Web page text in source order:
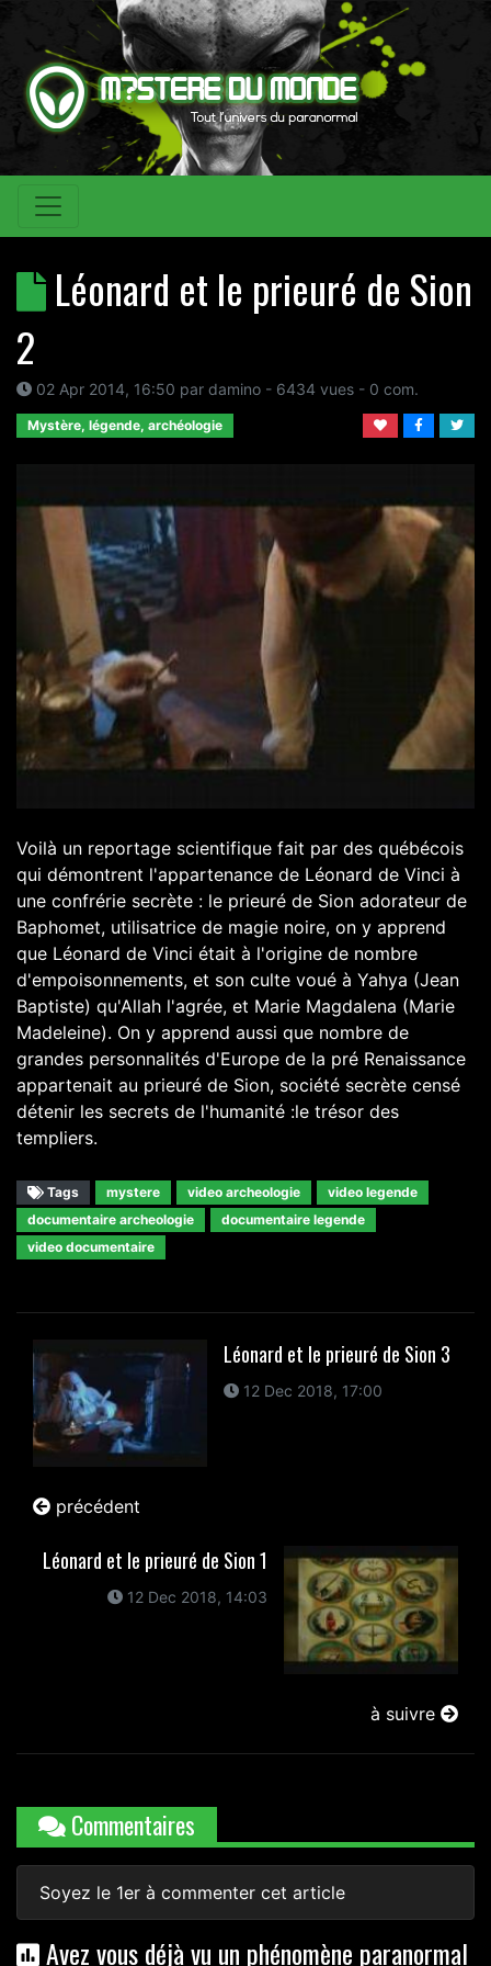
Léonard et le prieuré de Sion
2
02 Apr 2014, 16:50 par damino - 6434 vues - 0 com.
Mystère, légende, archéologie
Voilà un reportage scientifique fait par des québécois
qui démontrent l'appartenance de Léonard de Vinci à
une confrérie secrète : le prieuré de Sion adorateur de
Baphomet, utilisatrice de magie noire, on y apprend
que Léonard de Vinci était à l'origine de nombre
d'empoisonnements, et son culte voué à Yahya (Jean
Baptiste) qu'Allah l'agrée, et Marie Magdalena (Marie
Madeleine). On y apprend aussi que nombre de
grandes personnalités d'Europe de la pré Renaissance
appartenait au prieuré de Sion, société secrète censé
détenir les secrets de l'humanité :le trésor des
templiers.
Tags mystere video archeologie
video legende
documentaire archeologie
documentaire legende
video documentaire
Léonard et le prieuré de Sion 3
12 Dec 2018, 17:00
précédent
Léonard et le prieuré de Sion 1
12 Dec 2018, 14:03
à suivre
Commentaires
Soyez le 1er à commenter cet article
Avez vous déjà vu un phénomène paranormal